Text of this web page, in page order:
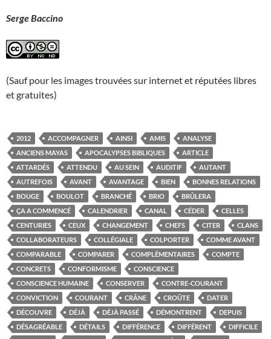
Serge Baccino
(Sauf pour les images trouvées sur internet et réputées libres
et gratuites)
2012 ACCOMPAGNER AINSI AMIS
ANALYSE
ANCIENS MAYAS
APOCALYPSES BIBLIQUES
ARTICLE
ATTARDÉS
ATTENDU AU SEIN AUDITIF
AUTANT
AUTREFOIS
AVANT AVANTAGE BIEN
BONNES RELATIONS
BOUGE
BOULOT BRANCHÉ BRIO
BRÛLERA
ÇA A COMMENCÉ
CALENDRIER CANAL CÉDER
CELLES
CENTURIES
CEUX CHANGEMENT CHEFS CITER
CLANS
COLLABORATEURS
COLLÉGIALE COLPORTER
COMME AVANT
COMPARABLE
COMPARER COMPLÉMENTAIRES
COMPTE
CONCRETS
CONFORMISME
CONSCIENCE
CONSCIENCE HUMAINE
CONSERVER
CONTRE-COURANT
CONVICTION
COURANT CRÂNE CROÛTE
DATER
DÉCOUVRE
DÉJÀ DÉJÀ PASSÉ DÉMONTRENT
DEPUIS
DÉSAGRÉABLE
DÉTAILS DIFFÉRENCE DIFFÉRENT
DIFFICILE